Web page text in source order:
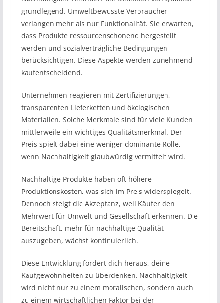
grundlegend. Umweltbewusste Verbraucher
verlangen mehr als nur Funktionalität. Sie erwarten,
dass Produkte ressourcenschonend hergestellt
werden und sozialverträgliche Bedingungen
berücksichtigen. Diese Aspekte werden zunehmend
kaufentscheidend.
Unternehmen reagieren mit Zertifizierungen,
transparenten Lieferketten und ökologischen
Materialien. Solche Merkmale sind für viele Kunden
mittlerweile ein wichtiges Qualitätsmerkmal. Der
Preis spielt dabei eine weniger dominante Rolle,
wenn Nachhaltigkeit glaubwürdig vermittelt wird.
Nachhaltige Produkte haben oft höhere
Produktionskosten, was sich im Preis widerspiegelt.
Dennoch steigt die Akzeptanz, weil Käufer den
Mehrwert für Umwelt und Gesellschaft erkennen. Die
Bereitschaft, mehr für nachhaltige Qualität
auszugeben, wächst kontinuierlich.
Diese Entwicklung fordert dich heraus, deine
Kaufgewohnheiten zu überdenken. Nachhaltigkeit
wird nicht nur zu einem moralischen, sondern auch
zu einem wirtschaftlichen Faktor bei der